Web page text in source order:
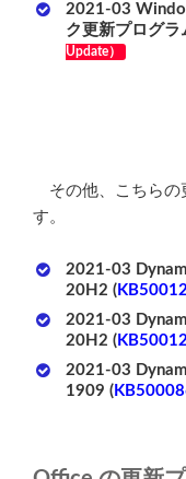
2021-03
ク更新プログラ
Update）
その他、こちらの
す。
2021-03
20H2 (
2021-03
20H2 (
2021-03
1909 (